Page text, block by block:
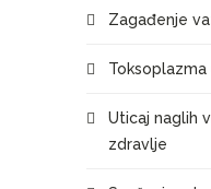
Zagađenje
Uticaj naglih
zdravlje